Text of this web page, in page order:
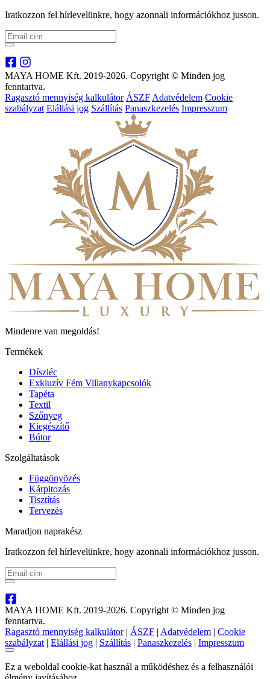
Iratkozzon fel hírlevelünkre, hogy azonnali információkhoz jusson.
MAYA HOME Kft. 2019-2026. Copyright © Minden jog
fenntartva.
Ragasztó mennyiség kalkulátor ÁSZF Adatvédelem Cookie
szabályzat Elállási jog Szállítás Panaszkezelés Impresszum
Mindenre van megoldás!
Termékek
Díszléc
Exkluzív Fém Villanykapcsolók
Tapéta
Textil
Szőnyeg
Kiegészítő
Bútor
Szolgáltatások
Függönyözés
Kárpitozás
Tisztítás
Tervezés
Maradjon naprakész
Iratkozzon fel hírlevelünkre, hogy azonnali információkhoz jusson.
MAYA HOME Kft. 2019-2026. Copyright © Minden jog
fenntartva.
Ragasztó mennyiség kalkulátor | ÁSZF | Adatvédelem | Cookie
szabályzat | Elállási jog | Szállítás | Panaszkezelés | Impresszum
Ez a weboldal cookie-kat használ a működéshez és a felhasználói